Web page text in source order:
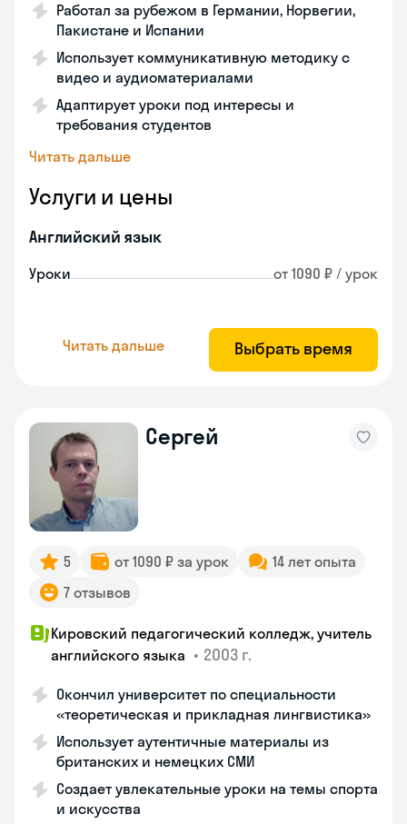
Работал за рубежом в Германии, Норвегии,
Пакистане и Испании
Использует коммуникативную методику с
видео и аудиоматериалами
Адаптирует уроки под интересы и
требования студентов
Читать дальше
Услуги и цены
Английский язык
Уроки от 1090 ₽ / урок
Читать дальше Выбрать время
Сергей
5 от 1090 ₽ за урок
14 лет опыта
7 отзывов
Кировский педагогический колледж, учитель
английского языка • 2003 г.
Окончил университет по специальности
«теоретическая и прикладная лингвистика»
Использует аутентичные материалы из
британских и немецких СМИ
Создает увлекательные уроки на темы спорта
и искусства